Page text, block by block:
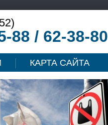
88 / 62-38-80
КАРТА САЙТА